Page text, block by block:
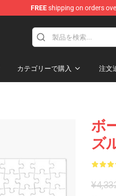
FREEshipping on orders
カテゴリーで購入 注文
ボ
ズ